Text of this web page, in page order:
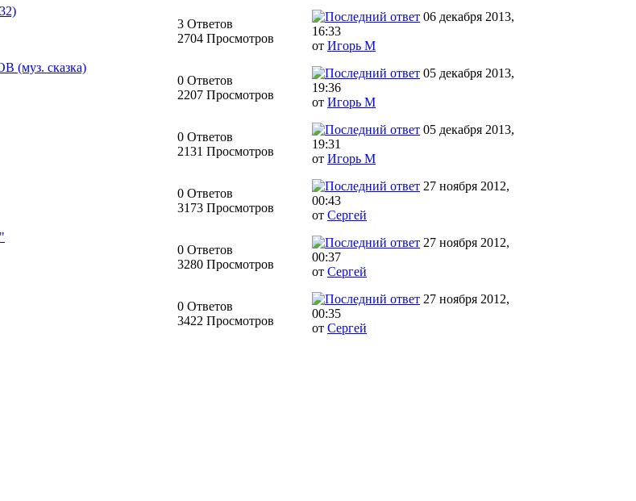
3 Ответов
2704 Просмотров
06 декабря 2013,
16:33
от Игорь М
сказка)
0 Ответов
2207 Просмотров
05 декабря 2013,
19:36
от Игорь М
0 Ответов
2131 Просмотров
05 декабря 2013,
19:31
от Игорь М
0 Ответов
3173 Просмотров
27 ноября 2012,
00:43
от Сергей
0 Ответов
3280 Просмотров
27 ноября 2012,
00:37
от Сергей
0 Ответов
3422 Просмотров
27 ноября 2012,
00:35
от Сергей